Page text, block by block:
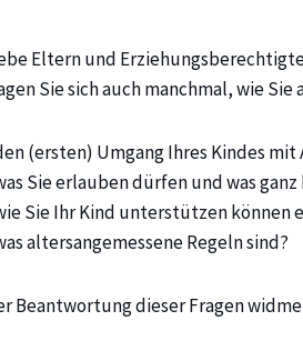
Eltern und
Sie sich auch manchmal, wie
(ersten) Umgang Ihres Kindes
Sie erlauben dürfen und was
Sie Ihr Kind unterstützen
altersangemessene Regeln sind?
Beantwortung dieser Fragen